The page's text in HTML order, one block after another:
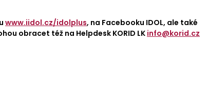
www.iidol.cz/idolplus, na Facebooku IDOL, ale také
obracet též na Helpdesk KORID LK info@korid.cz